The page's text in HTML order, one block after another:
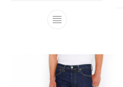
Ce produit a